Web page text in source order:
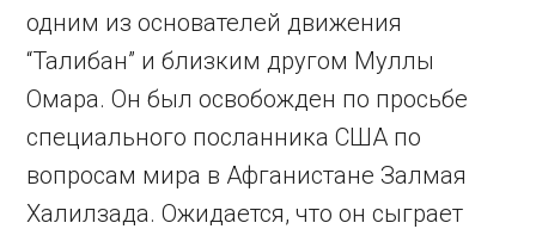
одним из основателей движения
“Талибан” и близким другом Муллы
Омара. Он был освобожден по просьбе
специального посланника США по
вопросам мира в Афганистане Залмая
Халилзада. Ожидается, что он сыграет